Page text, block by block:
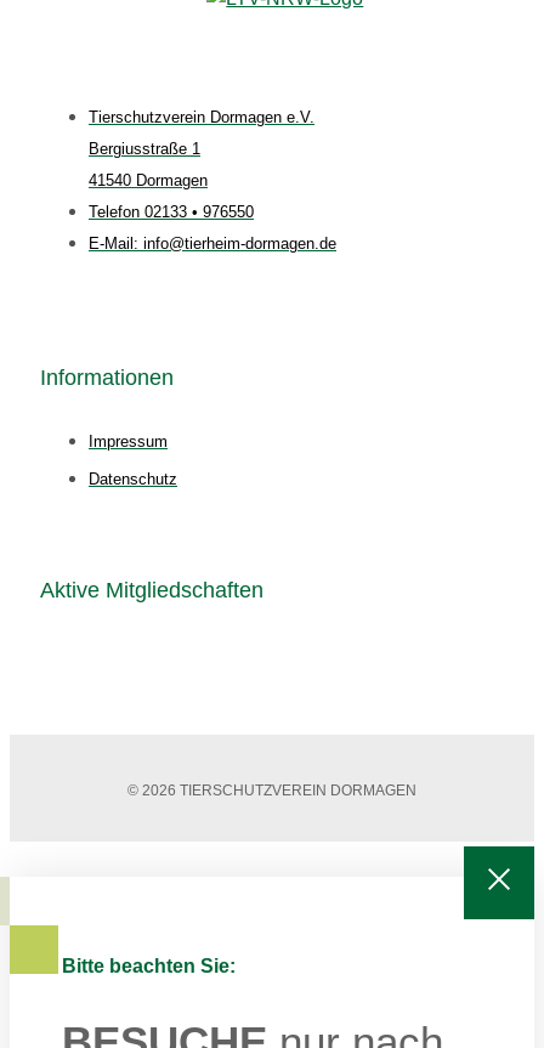
Tierschutzverein Dormagen e.V.
Bergiusstraße 1
41540 Dormagen
Telefon 02133 • 976550
E-Mail: info@tierheim-dormagen.de
Informationen
Impressum
Datenschutz
Aktive Mitgliedschaften
© 2026 TIERSCHUTZVEREIN DORMAGEN
Bitte beachten Sie: